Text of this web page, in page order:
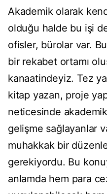
Akademik olarak
olduğu halde bu işi
ofisler, bürolar var.
bir rekabet ortamı
kanaatindeyiz. Tez
kitap yazan, proje
neticesinde
gelişme sağlayanlar
muhakkak bir
gerekiyordu. Bu
anlamda hem para